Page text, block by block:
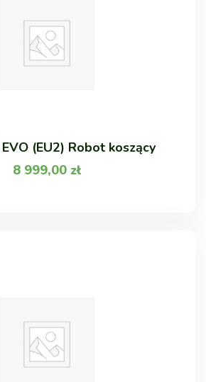
(EU2) Robot koszący
8 999,00 zł